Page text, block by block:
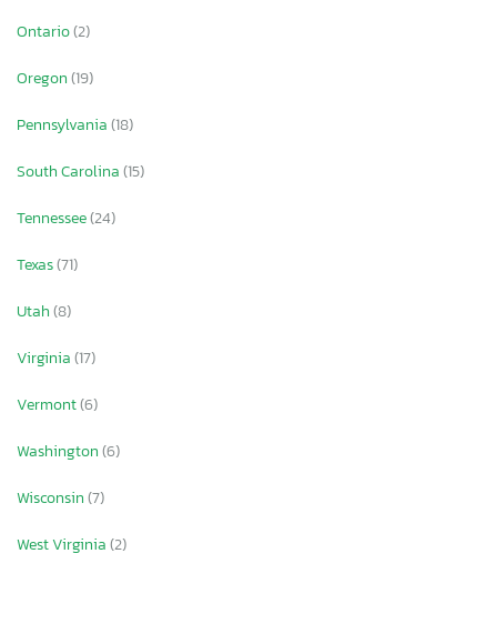
Ontario(2)
Oregon(19)
Pennsylvania(18)
South Carolina(15)
Tennessee(24)
Texas(71)
Utah(8)
Virginia(17)
Vermont(6)
Washington(6)
Wisconsin(7)
West Virginia(2)